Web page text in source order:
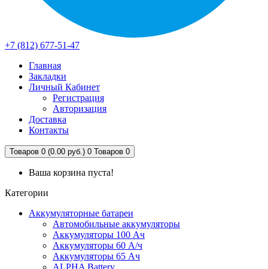
+7 (812) 677-51-47
Главная
Закладки
Личный Кабинет
Регистрация
Авторизация
Доставка
Контакты
Товаров 0 (0.00 руб.) 0 Товаров 0
Ваша корзина пуста!
Категории
Аккумуляторные батареи
Автомобильные аккумуляторы
Аккумуляторы 100 Ач
Аккумуляторы 60 А/ч
Аккумуляторы 65 Ач
ALPHA Battery